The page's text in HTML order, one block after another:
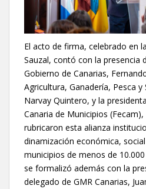
El acto de firma, celebrado en
Sauzal, contó con la presencia
Gobierno de Canarias,
Agricultura, Ganadería, Pesca
Narvay Quintero, y la
Canaria de Municipios
rubricaron esta alianza
dinamización económica,
municipios de menos de
se formalizó además con la
delegado de GMR Canarias,